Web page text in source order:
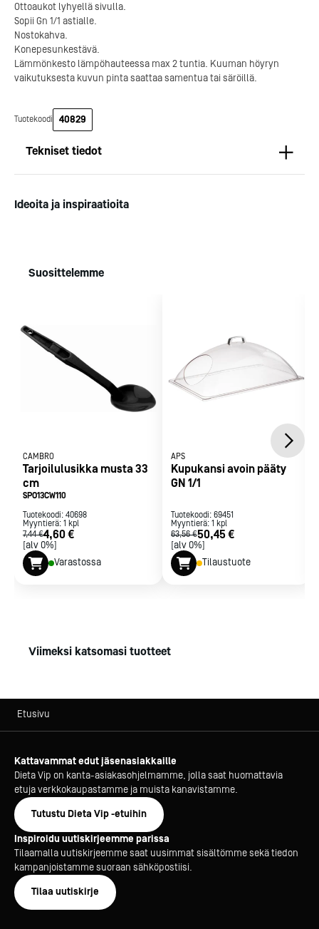
Ottoaukot lyhyellä sivulla.
Sopii Gn 1/1 astialle.
Nostokahva.
Konepesunkestävä.
Lämmönkesto lämpöhauteessa max 2 tuntia. Kuuman höyryn
vaikutuksesta kuvun pinta saattaa samentua tai säröillä.
Tuotekoodi 40829
Tekniset tiedot
Syvyys (mm): 213
Ideoita ja inspiraatioita
Kotipizza on vuonna 1987
perustettu yritys, jolla on yli
300 ravintolaa eri puolella
Suomea. Dieta on tehnyt
yhteistyötä, ja olemme
toimineet yhteistyökumppanina
ravintoloiden suunnittelussa,
Kotipizza Group
Michelin-tähdet
ansainneet ravintolat
Suosittelemme
CAMBRO
Tarjoilulusikka musta 33
cm
SPO13CW110
Tuotekoodi: 40698
Myyntierä: 1 kpl
7,44 €4,60 €
[alv 0%]
Varastossa
APS
Kupukansi avoin pääty
GN 1/1
Tuotekoodi: 69451
Myyntierä: 1 kpl
63,56 €50,45 €
[alv 0%]
Tilaustuote
Viimeksi katsomasi tuotteet
Etusivu
Kattavammat edut jäsenasiakkaille
Dieta Vip on kanta-asiakasohjelmamme, jolla saat huomattavia
etuja verkkokaupastamme ja muista kanavistamme.
Tutustu Dieta Vip -etuihin
Inspiroidu uutiskirjeemme parissa
Tilaamalla uutiskirjeemme saat uusimmat sisältömme sekä tiedon
kampanjoistamme suoraan sähköpostiisi.
Tilaa uutiskirje